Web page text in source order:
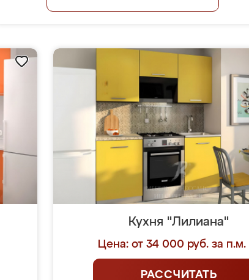
Кухня "Лилиана"
Цена: от 34 000 руб. за п.м.
РАССЧИТАТЬ